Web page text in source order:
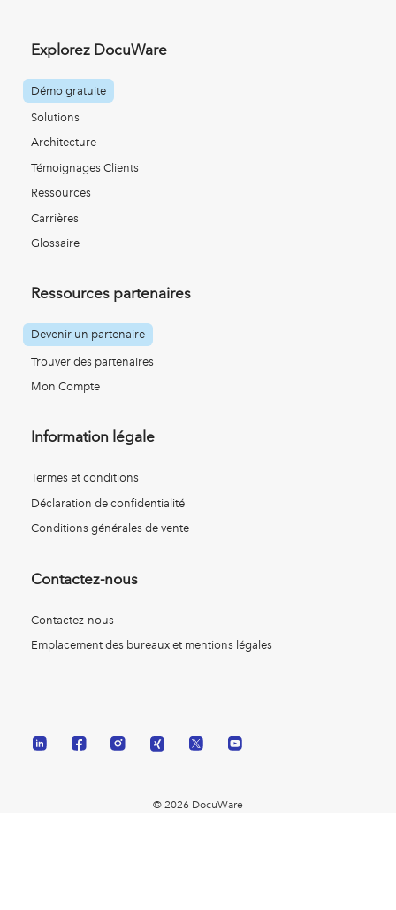
Explorez DocuWare
Démo gratuite
Solutions
Architecture
Témoignages Clients
Ressources
Carrières
Glossaire
Ressources partenaires
Devenir un partenaire
Trouver des partenaires
Mon Compte
Information légale
Termes et conditions
Déclaration de confidentialité
Conditions générales de vente
Contactez-nous
Contactez-nous
Emplacement des bureaux et mentions légales
© 2026 DocuWare